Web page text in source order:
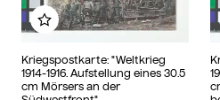
Kriegspostkarte: "Weltkrieg
1914-1916. Aufstellung eines 30.5
cm Mörsers an der
Zu meinem Album